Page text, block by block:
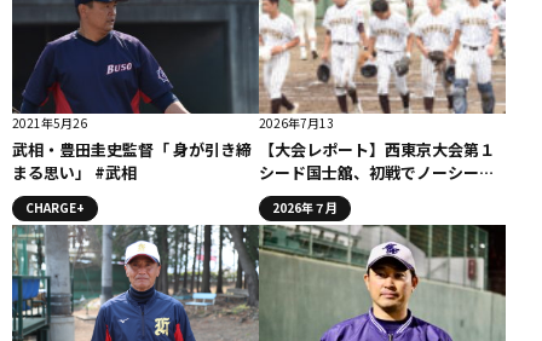
2021年5月26
武相・豊田圭史監督「 身が引き締
まる思い」 #武相
CHARGE+
2026年7月13
【大会レポート】西東京大会第１
シード国士舘、初戦でノーシード
強豪・創価に敗れる。
2026年７月